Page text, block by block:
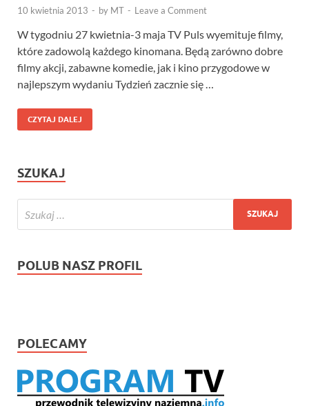
10 kwietnia 2013 - by MT - Leave a Comment
W tygodniu 27 kwietnia-3 maja TV Puls wyemituje filmy,
które zadowolą każdego kinomana. Będą zarówno dobre
filmy akcji, zabawne komedie, jak i kino przygodowe w
najlepszym wydaniu Tydzień zacznie się …
CZYTAJ DALEJ
SZUKAJ
POLUB NASZ PROFIL
POLECAMY